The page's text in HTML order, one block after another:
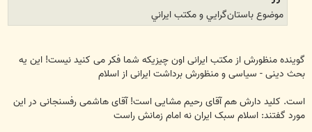
موضوع باستان‌گرايي و مكتب ايراني
گوینده منظورش از مکتب ایرانی اون چیزیکه شما فکر می کنید نیست! این یه
بحث دینی - سیاسی و منظورش برداشت ایرانی از اسلام
است. کلید دارش هم آقای رحیم مشایی است! آقای هاشمی رفسنجانی در این
مورد گفتند: اسلام سبک ایران نه امام زمانش راست